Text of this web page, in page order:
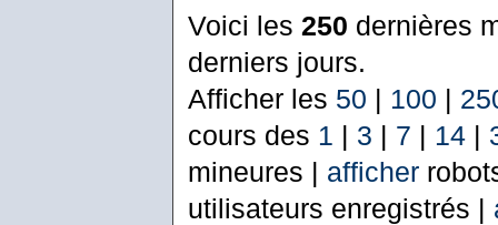
Voici les 250 dernières
derniers jours.
Afficher les 50 | 100 |
cours des 1 | 3 | 7 | 14|
mineures | afficher
utilisateurs enregistrés |